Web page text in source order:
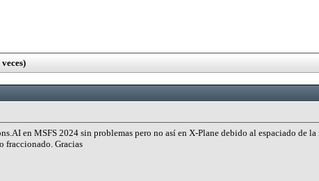
en MSFS 2024 sin problemas pero no así en X-Plane debido al espaciado de
fraccionado. Gracias